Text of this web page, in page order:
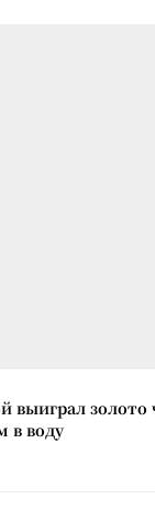
выиграл золото
в воду